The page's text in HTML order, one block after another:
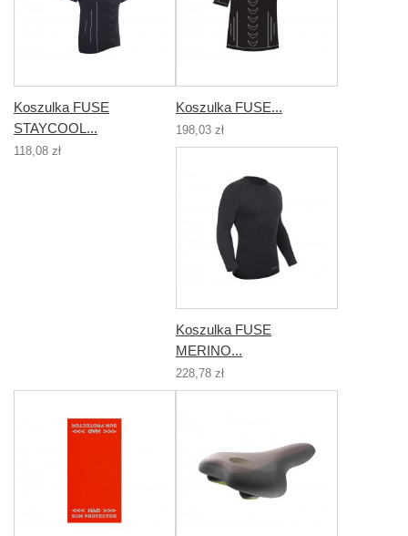
Koszulka FUSE
STAYCOOL...
118,08 zł
Koszulka FUSE...
198,03 zł
Koszulka FUSE
MERINO...
228,78 zł